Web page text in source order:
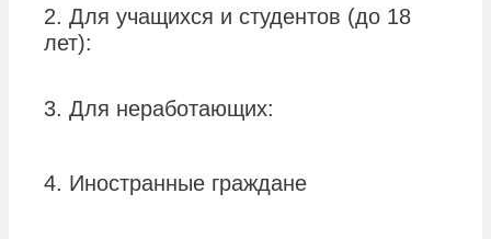
2. Для учащихся и студентов (до 18
лет):
3. Для неработающих:
4. Иностранные граждане